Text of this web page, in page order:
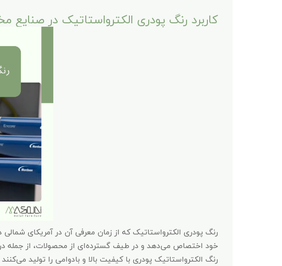
کاربرد رنگ پودری الکترواستاتیک در صنایع
خود اختصاص می‌دهد و در طیف گسترده‌ای از محصولات، از جمله
رنگ الکترواستاتیک پودری با کیفیت بالا و بادوامی را تولید